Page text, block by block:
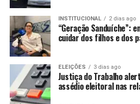
INSTITUCIONAL 2 dias ago
“Geração Sanduíche”:
cuidar dos filhos e dos
ELEIÇÕES 3 dias ago
Justiça do Trabalho
assédio eleitoral nas